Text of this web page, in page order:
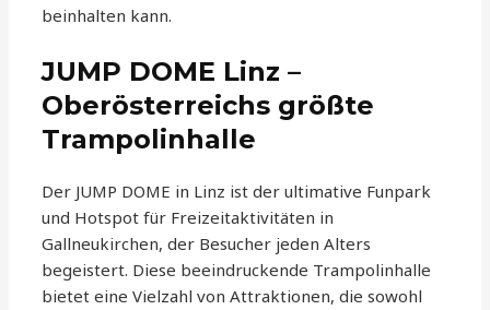
beinhalten kann.
JUMP DOME Linz –
Oberösterreichs größte
Trampolinhalle
Der JUMP DOME in Linz ist der ultimative Funpark
und Hotspot für Freizeitaktivitäten in
Gallneukirchen, der Besucher jeden Alters
begeistert. Diese beeindruckende Trampolinhalle
bietet eine Vielzahl von Attraktionen, die sowohl